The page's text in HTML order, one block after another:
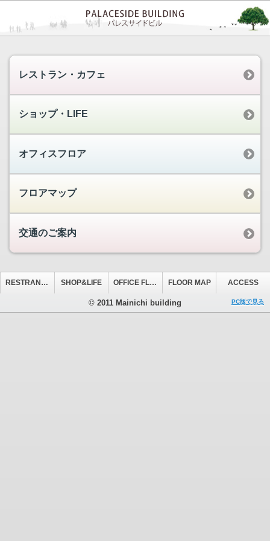
レストラン・カフェ
ショップ・LIFE
オフィスフロア
フロアマップ
交通のご案内
RESTRANT&CAFE SHOP&LIFE OFFICE FLOOR FLOOR MAP ACCESS
© 2011 Mainichi building PC版で見る